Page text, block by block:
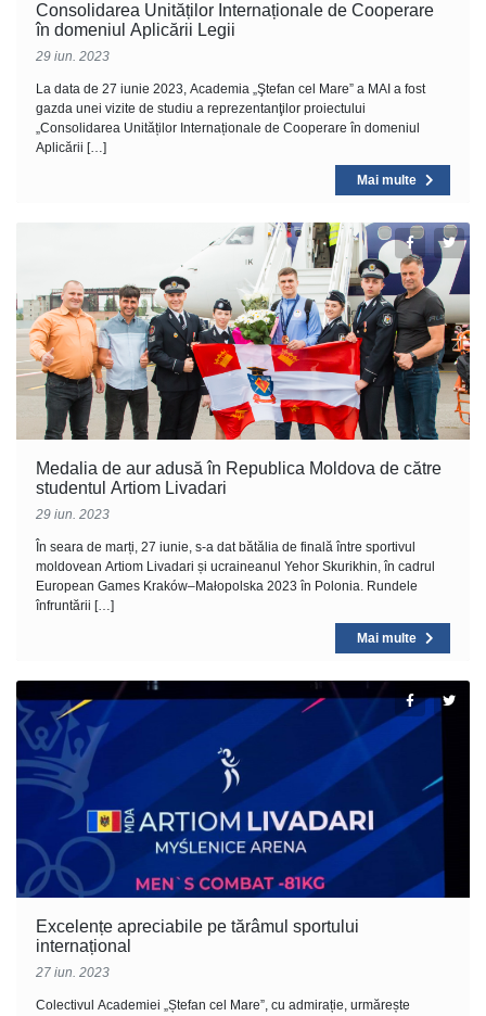
Consolidarea Unităților Internaționale de Cooperare
în domeniul Aplicării Legii
29 iun. 2023
La data de 27 iunie 2023, Academia „Ştefan cel Mare” a MAI a fost
gazda unei vizite de studiu a reprezentanţilor proiectului
„Consolidarea Unităților Internaționale de Cooperare în domeniul
Aplicării […]
Mai multe
Medalia de aur adusă în Republica Moldova de către
studentul Artiom Livadari
29 iun. 2023
În seara de marți, 27 iunie, s-a dat bătălia de finală între sportivul
moldovean Artiom Livadari și ucraineanul Yehor Skurikhin, în cadrul
European Games Kraków–Małopolska 2023 în Polonia. Rundele
înfruntării […]
Mai multe
Excelențe apreciabile pe tărâmul sportului
internațional
27 iun. 2023
Colectivul Academiei „Ștefan cel Mare”, cu admirație, urmărește